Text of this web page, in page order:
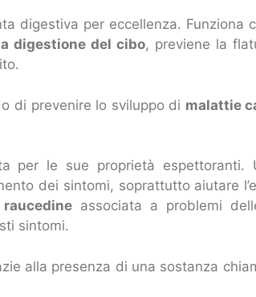
digestiva per eccellenza. Funziona
digestione del cibo, previene la
di prevenire lo sviluppo di malattie
per le sue proprietà espettoranti.
dei sintomi, soprattutto aiutare
associata a problemi
sintomi.
alla presenza di una sostanza